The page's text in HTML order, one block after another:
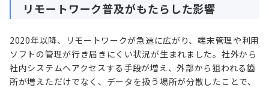
リモートワーク普及がもたらした影響
2020年以降、リモートワークが急速に広がり、端末管理や利用
ソフトの管理が行き届きにくい状況が生まれました。社外から
社内システムへアクセスする手段が増え、外部から狙われる箇
所が増えただけでなく、データを扱う場所が分散したことで、